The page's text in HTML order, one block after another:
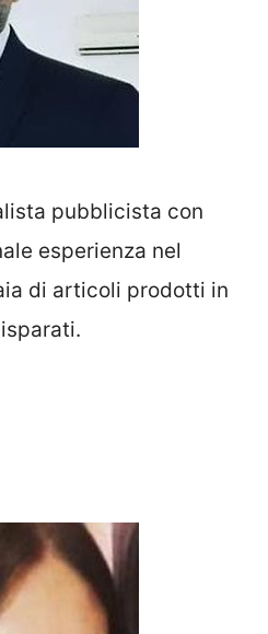
pubblicista con
esperienza nel
di articoli prodotti in